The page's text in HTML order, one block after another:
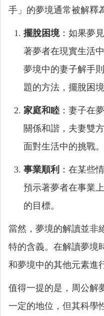
手」的夢境通常被解釋
擺脫困境：如果夢
著夢者在現實生活
夢境中的妻子解手
題的方法，擺脫困境
家庭和睦 ：妻子在
關係和諧，夫妻雙
面對生活中的挑戰。
事業順利 ：在某些
預示著夢者在事業
的目標。
當然，夢境的解讀並非
特的含義。在解讀夢境
和夢境中的其他元素進
值得一提的是，周公解
一定的地位，但其科學